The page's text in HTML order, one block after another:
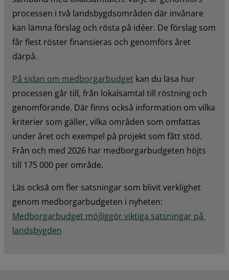
processen i två landsbygdsområden där invånare
kan lämna förslag och rösta på idéer. De förslag som
får flest röster finansieras och genomförs året
därpå.
På sidan om medborgarbudget kan du läsa hur
processen går till, från lokalsamtal till röstning och
genomförande. Där finns också information om vilka
kriterier som gäller, vilka områden som omfattas
under året och exempel på projekt som fått stöd.
Från och med 2026 har medborgarbudgeten höjts
till 175 000 per område.
Läs också om fler satsningar som blivit verklighet
Medborgarbudget möjliggör viktiga satsningar på
landsbygden